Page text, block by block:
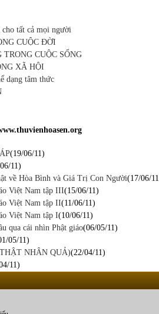
tất cả mọi người
CUỘC ĐỜI
CUỘC SỐNG
XÃ HỘI
dạng tâm thức
(19/06/11)
11)
về Hòa Bình và Giá Trị Con Người(17/06/
Việt Nam tập III(15/06/11)
Việt Nam tập II(11/06/11)
Việt Nam tập I(10/06/11)
qua cái nhìn Phật giáo(06/05/11)
05/11)
NHÂN QUẢ)(22/04/11)
11)